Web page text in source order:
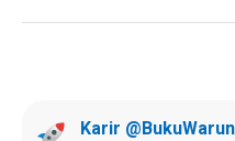
Karir